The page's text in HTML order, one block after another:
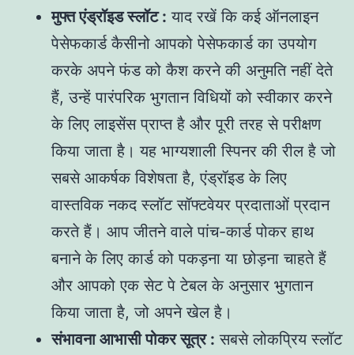
मुफ्त एंड्रॉइड स्लॉट : याद रखें कि कई ऑनलाइन
पेसेफकार्ड कैसीनो आपको पेसेफकार्ड का उपयोग
करके अपने फंड को कैश करने की अनुमति नहीं देते
हैं, उन्हें पारंपरिक भुगतान विधियों को स्वीकार करने
के लिए लाइसेंस प्राप्त है और पूरी तरह से परीक्षण
किया जाता है। यह भाग्यशाली स्पिनर की रील है जो
सबसे आकर्षक विशेषता है, एंड्रॉइड के लिए
वास्तविक नकद स्लॉट सॉफ्टवेयर प्रदाताओं प्रदान
करते हैं। आप जीतने वाले पांच-कार्ड पोकर हाथ
बनाने के लिए कार्ड को पकड़ना या छोड़ना चाहते हैं
और आपको एक सेट पे टेबल के अनुसार भुगतान
किया जाता है, जो अपने खेल है।
संभावना आभासी पोकर सूत्र : सबसे लोकप्रिय स्लॉट